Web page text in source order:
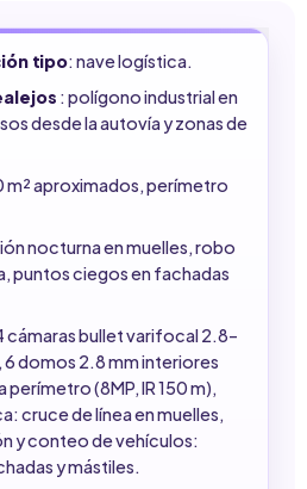
tipo: nave logística.
: polígono industrial en
desde la autovía y zonas de
m² aproximados, perímetro
nocturna en muelles, robo
puntos ciegos en fachadas
cámaras bullet varifocal 2.8–
6 domos 2.8 mm interiores
perímetro (8MP, IR 150 m),
cruce de línea en muelles,
y conteo de vehículos:
y mástiles.